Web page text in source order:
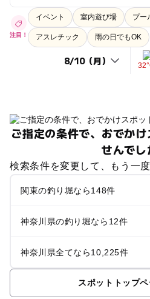
注目！
イベント 室内遊び場 プー
アスレチック 雨の日でもOK
ご指定の条件で、おでか
せんでし
検索条件を変更して、もう一
関東の釣り堀なら148件
神奈川県の釣り堀なら12件
神奈川県全てなら10,225件
スポットトップ